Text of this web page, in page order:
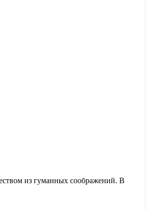
из гуманных соображений. В